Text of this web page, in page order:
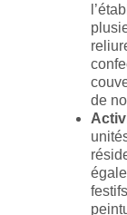
de